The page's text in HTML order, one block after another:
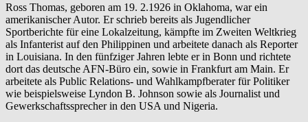
Ross Thomas, geboren am 19. 2.1926 in Oklahoma, war ein
amerikanischer Autor. Er schrieb bereits als Jugendlicher
Sportberichte für eine Lokalzeitung, kämpfte im Zweiten Weltkrieg
als Infanterist auf den Philippinen und arbeitete danach als Reporter
in Louisiana. In den fünfziger Jahren lebte er in Bonn und richtete
dort das deutsche AFN-Büro ein, sowie in Frankfurt am Main. Er
arbeitete als Public Relations- und Wahlkampfberater für Politiker
wie beispielsweise Lyndon B. Johnson sowie als Journalist und
Gewerkschaftssprecher in den USA und Nigeria.